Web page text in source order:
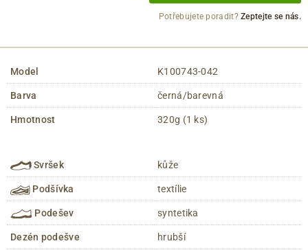
Potřebujete poradit?Zeptejte se nás.
Model K100743-042
Barva černá/barevná
Hmotnost 320g (1 ks)
Svršek kůže
Podšívka textílie
Podešev syntetika
Dezén podešve hrubší